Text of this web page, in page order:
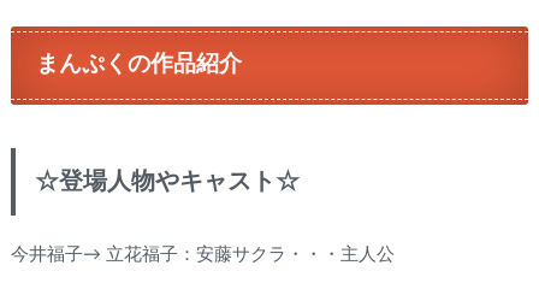
まんぷくの作品紹介
☆登場人物やキャスト☆
今井福子→ 立花福子：安藤サクラ・・・主人公